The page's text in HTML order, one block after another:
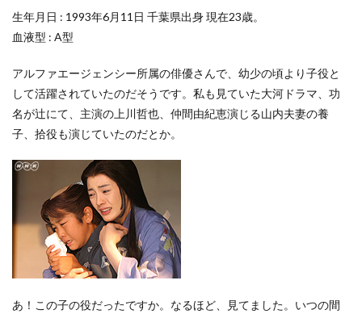
生年月日 : 1993年6月11日 千葉県出身 現在23歳。
血液型 : A型
アルファエージェンシー所属の俳優さんで、幼少の頃より子役と
して活躍されていたのだそうです。私も見ていた大河ドラマ、功
名が辻にて、主演の上川哲也、仲間由紀恵演じる山内夫妻の養
子、拾役も演じていたのだとか。
あ！この子の役だったですか。なるほど、見てました。いつの間